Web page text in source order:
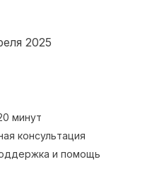
2025
минут
консультация
и помощь